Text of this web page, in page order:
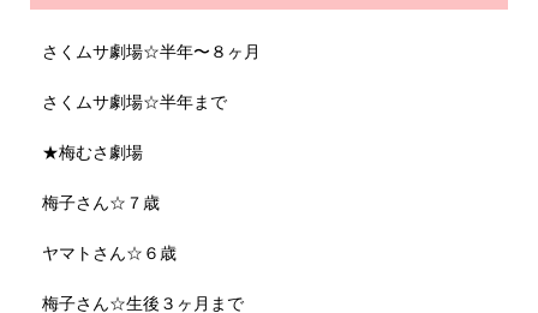
さくムサ劇場☆半年〜８ヶ月
さくムサ劇場☆半年まで
★梅むさ劇場
梅子さん☆７歳
ヤマトさん☆６歳
梅子さん☆生後３ヶ月まで